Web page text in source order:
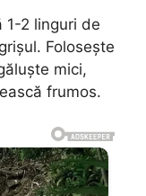
1-2 linguri de
Folosește
mici,
frumos.